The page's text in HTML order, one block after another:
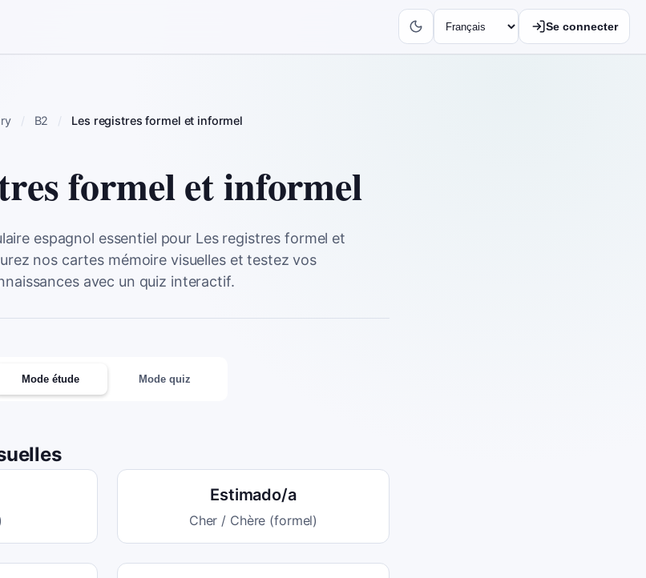
Se connecter
B2 Les registres formel et informel
formel et informel
espagnol essentiel pour Les registres formel et
nos cartes mémoire visuelles et testez vos
avec un quiz interactif.
Mode étude Mode quiz
Estimado/a
Cher / Chère (formel)